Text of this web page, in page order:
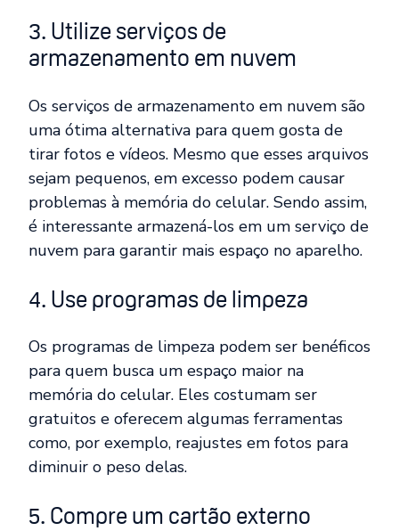
3. Utilize serviços de
armazenamento em nuvem
Os serviços de armazenamento em nuvem são
uma ótima alternativa para quem gosta de
tirar fotos e vídeos. Mesmo que esses arquivos
sejam pequenos, em excesso podem causar
problemas à memória do celular. Sendo assim,
é interessante armazená-los em um serviço de
nuvem para garantir mais espaço no aparelho.
4. Use programas de limpeza
Os programas de limpeza podem ser benéficos
para quem busca um espaço maior na
memória do celular. Eles costumam ser
gratuitos e oferecem algumas ferramentas
como, por exemplo, reajustes em fotos para
diminuir o peso delas.
5. Compre um cartão externo